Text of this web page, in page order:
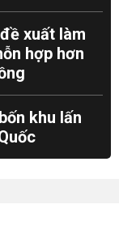
xuất làm
hợp hơn
khu lấn